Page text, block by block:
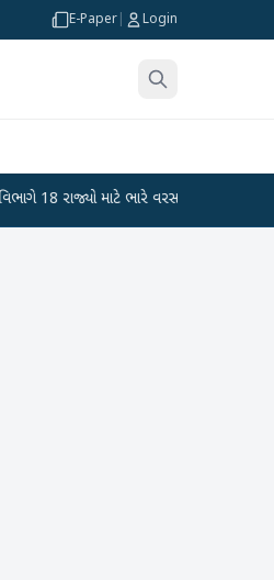
E-Paper Login
માટે ભારે વરસાદની ચેતવણી જારી કરી